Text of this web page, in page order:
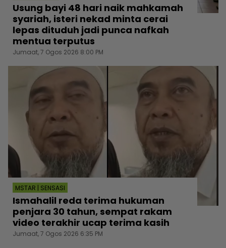
Usung bayi 48 hari naik mahkamah
syariah, isteri nekad minta cerai
lepas dituduh jadi punca nafkah
mentua terputus
Jumaat, 7 Ogos 2026 8:00 PM
MSTAR | SENSASI
Ismahalil reda terima hukuman
penjara 30 tahun, sempat rakam
video terakhir ucap terima kasih
Jumaat, 7 Ogos 2026 6:35 PM